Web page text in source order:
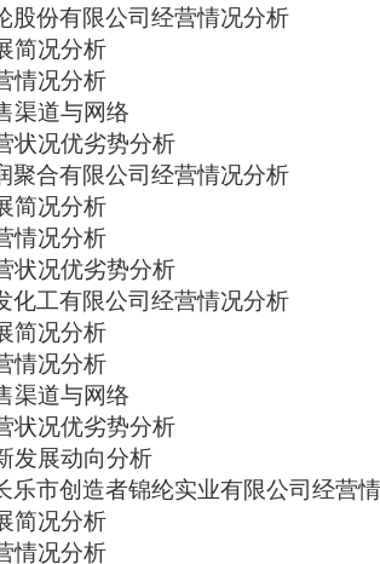
股份有限公司经营情况分析
简况分析
情况分析
渠道与网络
状况优劣势分析
聚合有限公司经营情况分析
简况分析
情况分析
状况优劣势分析
化工有限公司经营情况分析
简况分析
情况分析
渠道与网络
状况优劣势分析
发展动向分析
乐市创造者锦纶实业有限公司经营
简况分析
情况分析